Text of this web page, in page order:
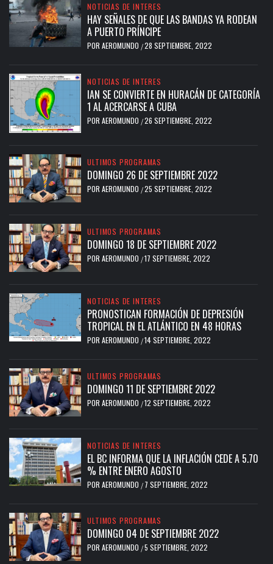
NOTICIAS DE INTERES
HAY SEÑALES DE QUE LAS BANDAS YA RODEAN
A PUERTO PRÍNCIPE
POR AEROMUNDO /28 SEPTIEMBRE, 2022
NOTICIAS DE INTERES
IAN SE CONVIERTE EN HURACÁN DE CATEGORÍA
1 AL ACERCARSE A CUBA
POR AEROMUNDO /26 SEPTIEMBRE, 2022
ULTIMOS PROGRAMAS
DOMINGO 26 DE SEPTIEMBRE 2022
POR AEROMUNDO /25 SEPTIEMBRE, 2022
ULTIMOS PROGRAMAS
DOMINGO 18 DE SEPTIEMBRE 2022
POR AEROMUNDO /17 SEPTIEMBRE, 2022
NOTICIAS DE INTERES
PRONOSTICAN FORMACIÓN DE DEPRESIÓN
TROPICAL EN EL ATLÁNTICO EN 48 HORAS
POR AEROMUNDO /14 SEPTIEMBRE, 2022
ULTIMOS PROGRAMAS
DOMINGO 11 DE SEPTIEMBRE 2022
POR AEROMUNDO /12 SEPTIEMBRE, 2022
NOTICIAS DE INTERES
EL BC INFORMA QUE LA INFLACIÓN CEDE A 5.70
% ENTRE ENERO AGOSTO
POR AEROMUNDO / 7 SEPTIEMBRE, 2022
ULTIMOS PROGRAMAS
DOMINGO 04 DE SEPTIEMBRE 2022
POR AEROMUNDO /5 SEPTIEMBRE, 2022